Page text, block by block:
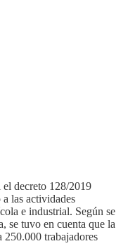
decreto 128/2019
las actividades
e industrial. Según se
se tuvo en cuenta que la
trabajadores